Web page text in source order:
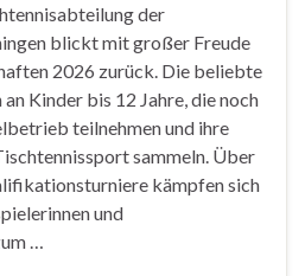
der
blickt mit großer Freude
2026 zurück. Die beliebte
Kinder bis 12 Jahre, die noch
teilnehmen und ihre
sammeln. Über
kämpfen sich
und
…